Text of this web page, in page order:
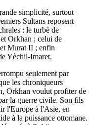
simplicité, surtout
Sultans reposent
: le turbè de
Orkhan ; celui de
Murat II ; enfin
Yèchil-Imaret.
seulement par
les chroniqueurs
Orkhan voulut profiter de
la guerre civile. Son fils
l'Europe à l'Asie, en
à la puissance ottomane.